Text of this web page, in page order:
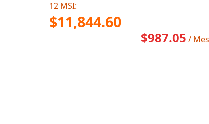
12 MSI:
$11,844.60
$987.05 / Mes